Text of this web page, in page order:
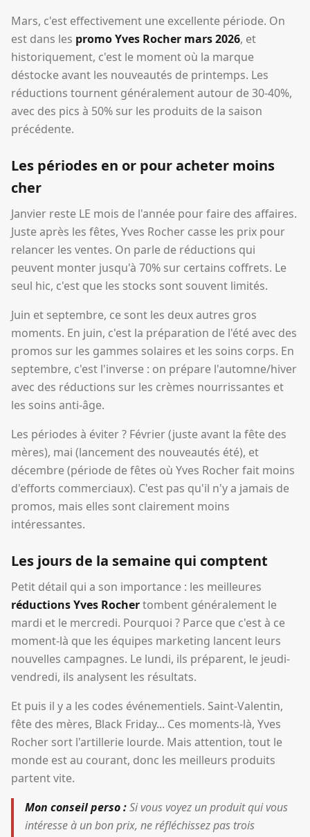
Mars, c'est effectivement une excellente période. On
est dans les promo Yves Rocher mars 2026, et
historiquement, c'est le moment où la marque
déstocke avant les nouveautés de printemps. Les
réductions tournent généralement autour de 30-40%,
avec des pics à 50% sur les produits de la saison
précédente.
Les périodes en or pour acheter moins
cher
Janvier reste LE mois de l'année pour faire des affaires.
Juste après les fêtes, Yves Rocher casse les prix pour
relancer les ventes. On parle de réductions qui
peuvent monter jusqu'à 70% sur certains coffrets. Le
seul hic, c'est que les stocks sont souvent limités.
Juin et septembre, ce sont les deux autres gros
moments. En juin, c'est la préparation de l'été avec des
promos sur les gammes solaires et les soins corps. En
septembre, c'est l'inverse : on prépare l'automne/hiver
avec des réductions sur les crèmes nourrissantes et
les soins anti-âge.
Les périodes à éviter ? Février (juste avant la fête des
mères), mai (lancement des nouveautés été), et
décembre (période de fêtes où Yves Rocher fait moins
d'efforts commerciaux). C'est pas qu'il n'y a jamais de
promos, mais elles sont clairement moins
intéressantes.
Les jours de la semaine qui comptent
Petit détail qui a son importance : les meilleures
réductions Yves Rochertombent généralement le
mardi et le mercredi. Pourquoi ? Parce que c'est à ce
moment-là que les équipes marketing lancent leurs
nouvelles campagnes. Le lundi, ils préparent, le jeudi-
vendredi, ils analysent les résultats.
Et puis il y a les codes événementiels. Saint-Valentin,
fête des mères, Black Friday... Ces moments-là, Yves
Rocher sort l'artillerie lourde. Mais attention, tout le
monde est au courant, donc les meilleurs produits
partent vite.
Mon conseil perso :Si vous voyez un produit qui vous
intéresse à un bon prix, ne réfléchissez pas trois